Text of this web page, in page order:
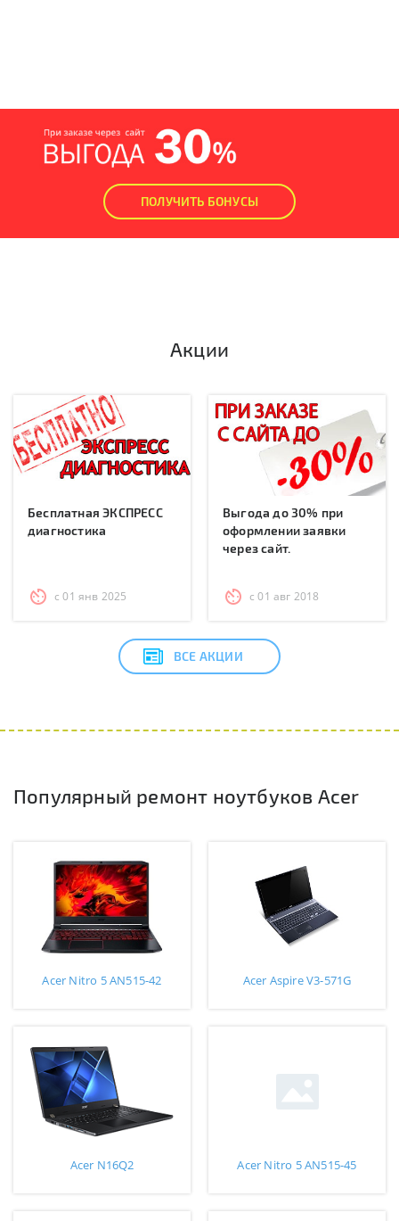
ПОЛУЧИТЬ БОНУСЫ
Акции
Бесплатная ЭКСПРЕСС
диагностика
с 01 янв 2025
Выгода до 30% при
оформлении заявки
через сайт.
с 01 авг 2018
ВСЕ АКЦИИ
Популярный ремонт ноутбуков Acer
Acer Nitro 5 AN515-42 Acer Aspire V3-571G
Acer N16Q2 Acer Nitro 5 AN515-45